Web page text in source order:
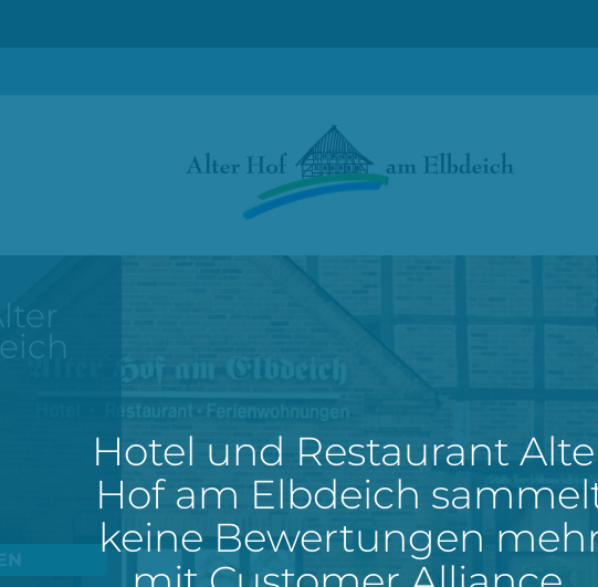
Hotel und Restaurant
Hof am Elbdeich
keine Bewertungen